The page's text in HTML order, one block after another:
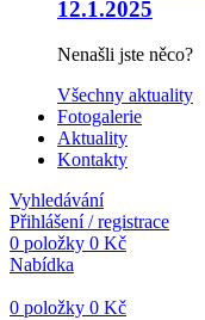
12.1.2025
Nenašli jste něco?
Všechny aktuality
Fotogalerie
Aktuality
Kontakty
Vyhledávání
Přihlášení / registrace
0 položky 0 Kč
Nabídka
0 položky 0 Kč